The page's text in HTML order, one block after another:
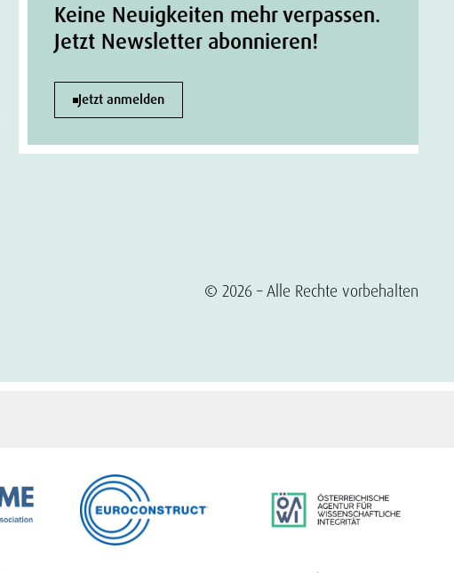
Keine Neuigkeiten mehr verpassen.
Jetzt Newsletter abonnieren!
Jetzt anmelden
© 2026 – Alle Rechte vorbehalten